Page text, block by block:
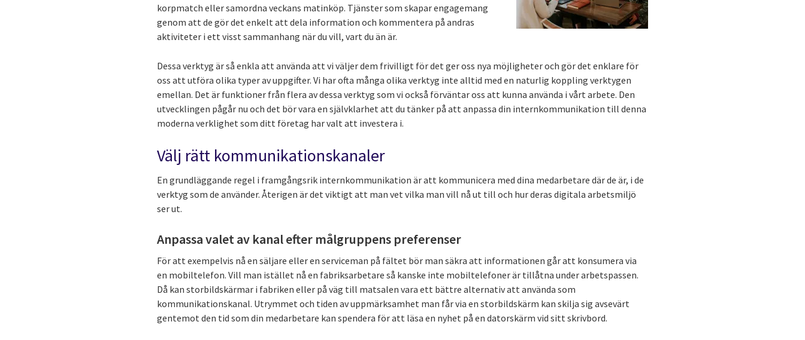
korpmatch eller samordna veckans matinköp. Tjänster som skapar engagemang
genom att de gör det enkelt att dela information och kommentera på andras
aktiviteter i ett visst sammanhang när du vill, vart du än är.
Dessa verktyg är så enkla att använda att vi väljer dem frivilligt för det ger oss nya möjligheter och gör det enklare för
oss att utföra olika typer av uppgifter. Vi har ofta många olika verktyg inte alltid med en naturlig koppling verktygen
emellan. Det är funktioner från flera av dessa verktyg som vi också förväntar oss att kunna använda i vårt arbete. Den
utvecklingen pågår nu och det bör vara en självklarhet att du tänker på att anpassa din internkommunikation till denna
moderna verklighet som ditt företag har valt att investera i.
Välj rätt kommunikationskanaler
En grundläggande regel i framgångsrik internkommunikation är att kommunicera med dina medarbetare där de är, i de
verktyg som de använder. Återigen är det viktigt att man vet vilka man vill nå ut till och hur deras digitala arbetsmiljö
ser ut.
Anpassa valet av kanal efter målgruppens preferenser
För att exempelvis nå en säljare eller en serviceman på fältet bör man säkra att informationen går att konsumera via
en mobiltelefon. Vill man istället nå en fabriksarbetare så kanske inte mobiltelefoner är tillåtna under arbetspassen.
Då kan storbildskärmar i fabriken eller på väg till matsalen vara ett bättre alternativ att använda som
kommunikationskanal. Utrymmet och tiden av uppmärksamhet man får via en storbildskärm kan skilja sig avsevärt
gentemot den tid som din medarbetare kan spendera för att läsa en nyhet på en datorskärm vid sitt skrivbord.